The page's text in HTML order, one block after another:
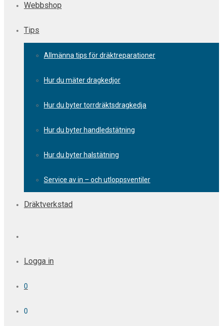
Webbshop
Tips
Allmänna tips för dräktreparationer
Hur du mäter dragkedjor
Hur du byter torrdräktsdragkedja
Hur du byter handledstätning
Hur du byter halstätning
Service av in – och utloppsventiler
Dräktverkstad
Logga in
0
0